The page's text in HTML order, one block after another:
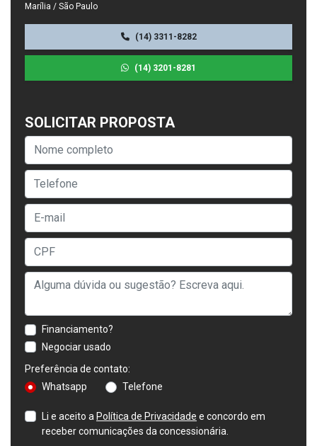
Marília / São Paulo
(14) 3311-8282
(14) 3201-8281
SOLICITAR PROPOSTA
Financiamento?
Negociar usado
Preferência de contato:
Whatsapp
Telefone
Li e aceito a Política de Privacidade e concordo em
receber comunicações da concessionária.